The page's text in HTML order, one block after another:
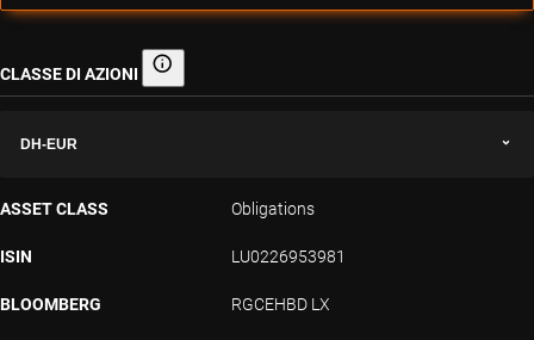
CLASSE DI AZIONI Classe di azioni
DH-EUR
ASSET CLASS Obligations
ISIN LU0226953981
BLOOMBERG RGCEHBD LX